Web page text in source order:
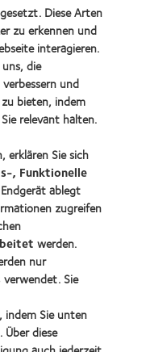
Diese Arten
zu erkennen und
interagieren.
die
und
bieten, indem
relevant halten.
erklären Sie sich
, Funktionelle
ablegt
zugreifen
werden.
nur
verwendet. Sie
indem Sie unten
Über diese